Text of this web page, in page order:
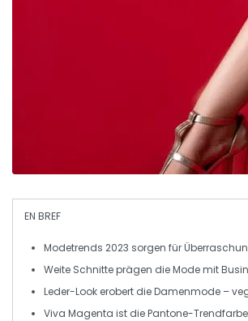
EN BREF
Modetrends 2023 sorgen für
Weite Schnitteprägen die Mode mit
Leder-Look erobert die Damenmode –
Viva Magenta ist diePantone-Trendfarbe